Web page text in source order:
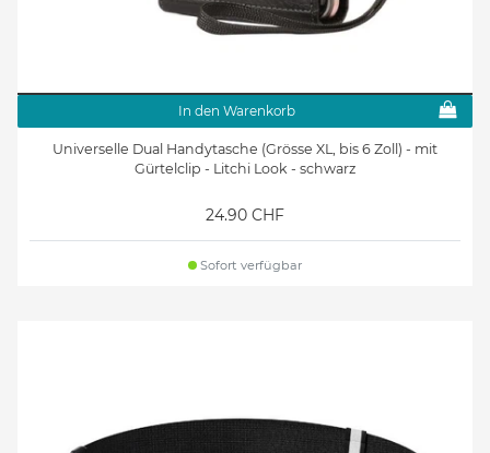
In den Warenkorb
Universelle Dual Handytasche (Grösse XL, bis 6 Zoll) - mit
Gürtelclip - Litchi Look - schwarz
24.90 CHF
Sofort verfügbar